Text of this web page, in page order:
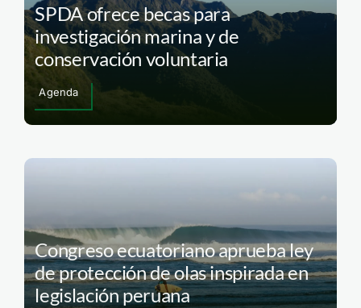
SPDA ofrece becas para
investigación marina y de
conservación voluntaria
Agenda
Congreso ecuatoriano aprueba ley
de protección de olas inspirada en
legislación peruana